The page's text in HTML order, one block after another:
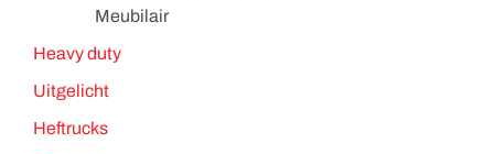
Meubilair
Heavy duty
Uitgelicht
Heftrucks